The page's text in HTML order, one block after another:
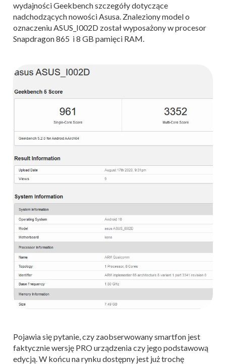
wydajności Geekbench szczegóły dotyczące
nadchodzących nowości Asusa. Znaleziony model o
oznaczeniu ASUS_I002D został wyposażony w procesor
Snapdragon 865 i 8 GB pamięci RAM.
Pojawia się pytanie, czy zaobserwowany smartfon jest
faktycznie wersję PRO urządzenia czy jego podstawową
edycją. W końcu na rynku dostępny jest już trochę